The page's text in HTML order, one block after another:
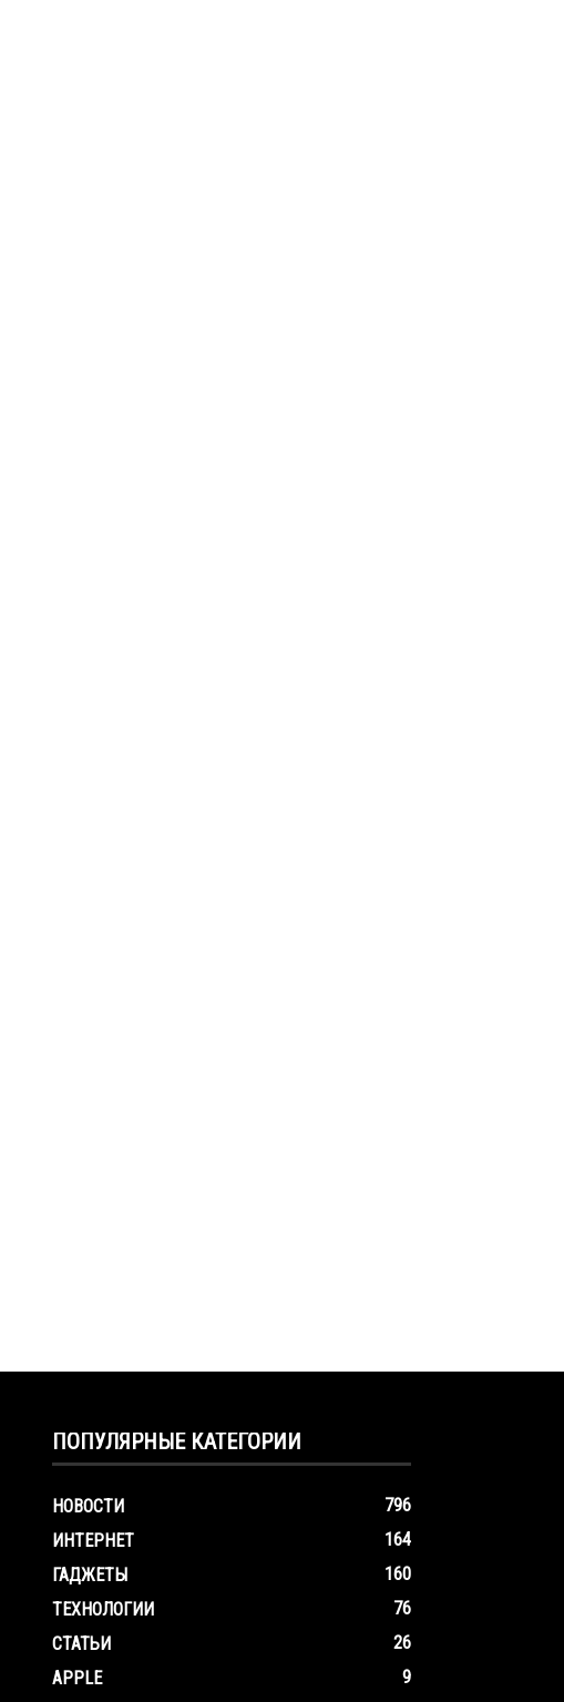
ПОПУЛЯРНЫЕ КАТЕГОРИИ
НОВОСТИ
796
ИНТЕРНЕТ
164
ГАДЖЕТЫ
160
ТЕХНОЛОГИИ
76
СТАТЬИ
26
APPLE
9